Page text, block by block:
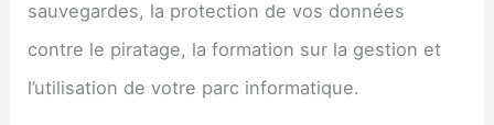
sauvegardes, la protection de vos données
contre le piratage, la formation sur la gestion et
l’utilisation de votre parc informatique.